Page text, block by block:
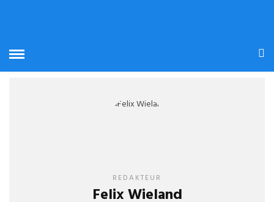
REDAKTEUR
Felix Wieland